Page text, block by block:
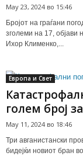
May 23, 2024 во 15:46
Бројот на граѓани
зголеми на 17,
Ихор Клименко,...
Европа и Свет
голем број
May 11, 2024 во 18:46
Три авганистански
бидејќи новиот бран